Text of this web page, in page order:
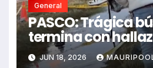
General
PASCO: Trágica
termina con
sin vida en Rancas
JUN 18, 2026